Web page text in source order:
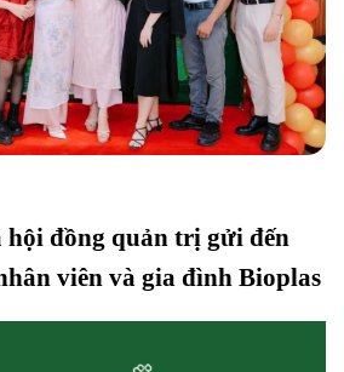
hội đồng quản trị gửi đến
viên và gia đình Bioplas